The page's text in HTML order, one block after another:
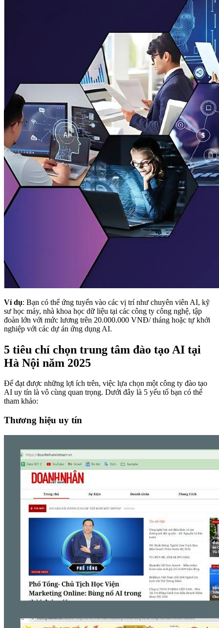
Ví dụ: Bạn có thể ứng tuyển vào các vị trí như chuyên viên AI, kỹ
sư học máy, nhà khoa học dữ liệu tại các công ty công nghệ, tập
đoàn lớn với mức lương trên 20.000.000 VNĐ/ tháng hoặc tự khởi
nghiệp với các dự án ứng dụng AI.
5 tiêu chí chọn trung tâm đào tạo AI tại
Hà Nội năm 2025
Để đạt được những lợi ích trên, việc lựa chọn một công ty đào tạo
AI uy tín là vô cùng quan trọng. Dưới đây là 5 yếu tố bạn có thể
tham khảo:
Thương hiệu uy tín